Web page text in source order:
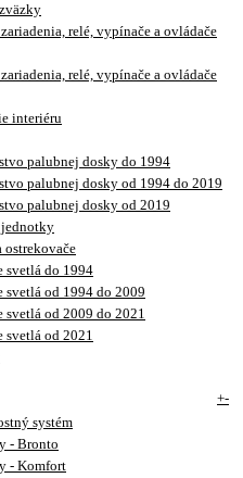
relé, vypínače a ovládače
relé, vypínače a ovládače
interiéru
palubnej dosky do 1994
palubnej dosky od 1994 do 2019
palubnej dosky od 2019
ostrekovače
svetlá do 1994
svetlá od 1994 do 2009
svetlá od 2009 do 2021
svetlá od 2021
+-
systém
- Bronto
- Komfort